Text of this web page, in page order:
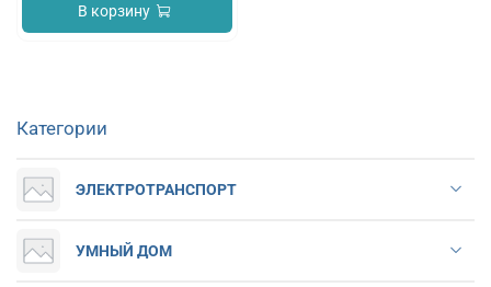
В корзину
Категории
ЭЛЕКТРОТРАНСПОРТ
УМНЫЙ ДОМ